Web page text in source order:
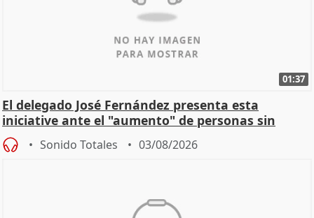
01:37
El delegado José Fernández presenta esta
iniciative ante el "aumento" de personas sin
hogar en Madri
Sonido Totales 03/08/2026